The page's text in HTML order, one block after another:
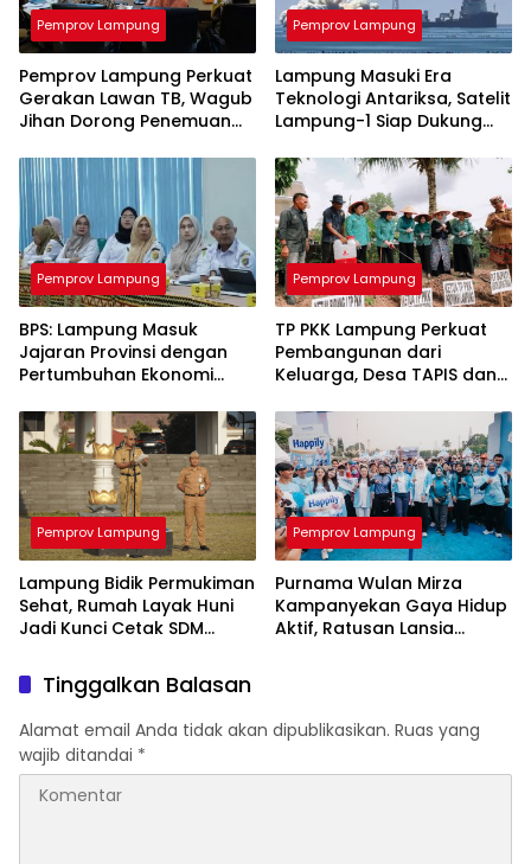
Pemprov Lampung
Pemprov Lampung Perkuat
Gerakan Lawan TB, Wagub
Jihan Dorong Penemuan
Tuntas
Pemprov Lampung
Lampung Masuki Era
Teknologi Antariksa, Satelit
Lampung-1 Siap Dukung
Pemprov Lampung
BPS: Lampung Masuk
Jajaran Provinsi dengan
Pertumbuhan Ekonomi
Pemprov Lampung
TP PKK Lampung Perkuat
Pembangunan dari
Keluarga, Desa TAPIS dan
Diluncurkan
Pemprov Lampung
Lampung Bidik Permukiman
Sehat, Rumah Layak Huni
Jadi Kunci Cetak SDM
Pemprov Lampung
Purnama Wulan Mirza
Kampanyekan Gaya Hidup
Aktif, Ratusan Lansia
Tinggalkan Balasan
Alamat email Anda tidak akan dipublikasikan. Ruas yang
wajib ditandai *